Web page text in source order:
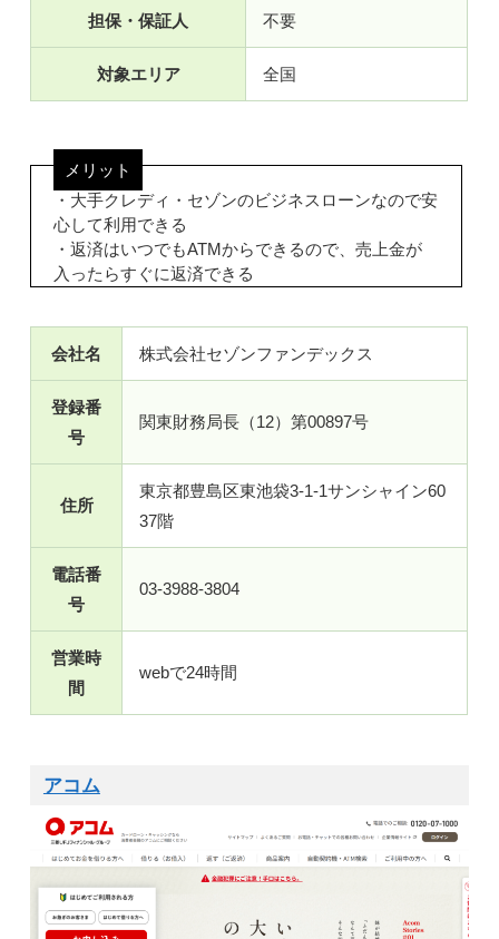
担保・保証人 不要
対象エリア 全国
メリット
・大手クレディ・セゾンのビジネスローンなので安
心して利用できる
・返済はいつでもATMからできるので、売上金が
入ったらすぐに返済できる
会社名 株式会社セゾンファンデックス
登録番
号
関東財務局長（12）第00897号
住所
東京都豊島区東池袋3-1-1サンシャイン60
37階
電話番
号
03-3988-3804
営業時
間
webで24時間
アコム